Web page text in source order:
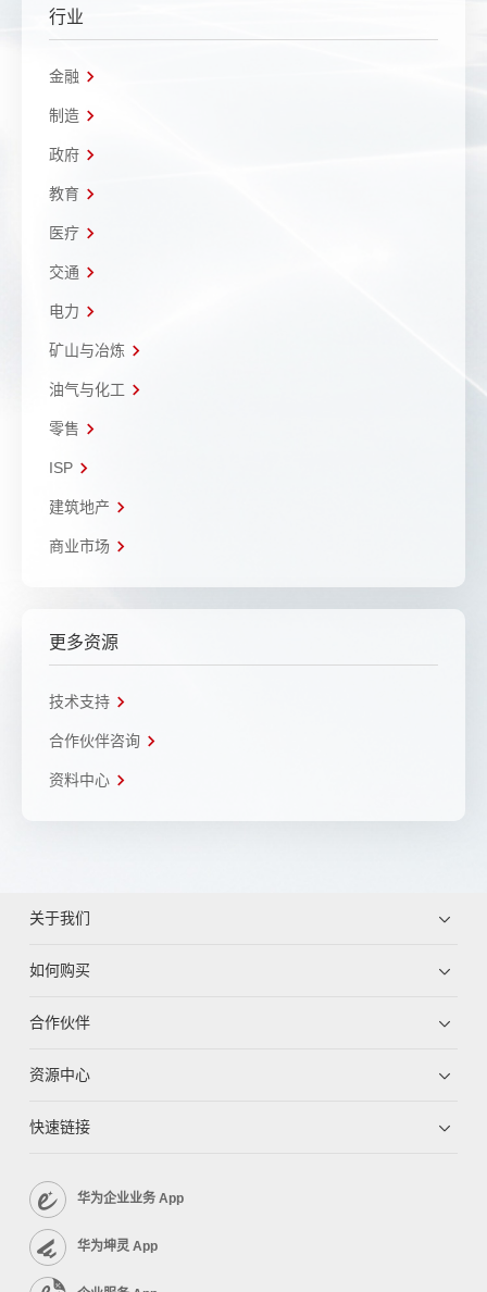
行业
金融
制造
政府
教育
医疗
交通
电力
矿山与冶炼
油气与化工
零售
ISP
建筑地产
商业市场
更多资源
技术支持
合作伙伴咨询
资料中心
关于我们
如何购买
合作伙伴
资源中心
快速链接
华为企业业务 App
华为坤灵 App